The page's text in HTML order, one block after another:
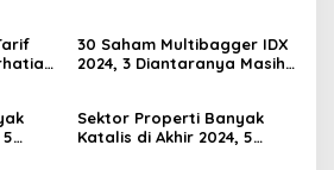
30 Saham Multibagger IDX
2024, 3 Diantaranya Masih
Sektor Properti Banyak
Katalis di Akhir 2024, 5